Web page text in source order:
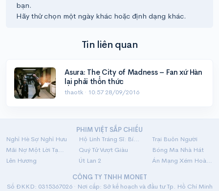
bạn.
Hãy thử chọn một ngày khác hoặc định dạng khác.
Tin liên quan
Asura: The City of Madness – Fan xứ Hàn
lại phải thổn thức
thaotk · 10:57 28/09/2016
PHIM VIỆT SẮP CHIẾU
Nghỉ Hè Sợ Nghỉ Hưu
Hộ Linh Tráng Sĩ: Bí Ẩn Mộ Vua Đinh
Trại Buôn Người
Mãi Nợ Một Lời Tạm Biệt
Quý Tử Vượt Giàu
Bóng Ma Nhà Hát
Lên Hương
Út Lan 2
Án Mạng Xém Hoàn Hảo
CÔNG TY TNHH MONET
Số ĐKKD: 0315367026 · Nơi cấp: Sở kế hoạch và đầu tư Tp. Hồ Chí Minh